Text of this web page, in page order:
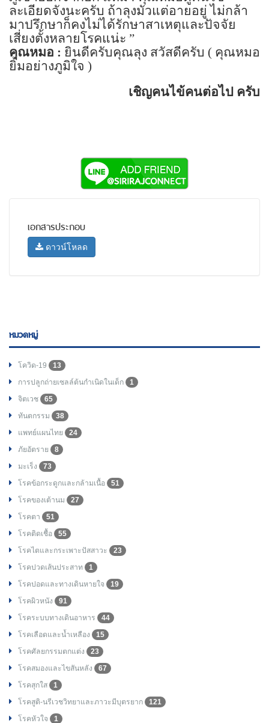
ละเอียดจังนะครับ ถ้าลุงมัวแต่อายอยู่ ไม่กล้า
มาปรึกษาก็คงไม่ได้รักษาสาเหตุและปัจจัย
เสี่ยงตั้งหลายโรคแน่ะ ”
คุณหมอ : ยินดีครับคุณลุง สวัสดีครับ ( คุณหมอ
ยิ้มอย่างภูมิใจ )
เชิญคนไข้คนต่อไป ครับ
เอกสารประกอบ
ดาวน์โหลด
หมวดหมู่
โควิด-19
13
การปลูกถ่ายเซลล์ต้นกำเนิดในเด็ก
1
จิตเวช
65
ทันตกรรม
38
แพทย์แผนไทย
24
ภัยอัตราย
8
มะเร็ง
73
โรคข้อกระดูกและกล้ามเนื้อ
51
โรคของเต้านม
27
โรคตา
51
โรคติดเชื้อ
55
โรคไตและกระเพาะปัสสาวะ
23
โรคปวดเส้นประสาท
1
โรคปอดและทางเดินหายใจ
19
โรคผิวหนัง
91
โรคระบบทางเดินอาหาร
44
โรคเลือดและน้ำเหลือง
15
โรคศัลยกรรมตกแต่ง
23
โรคสมองและไขสันหลัง
67
โรคสุกใส
1
โรคสูติ-นรีเวชวิทยาและภาวะมีบุตรยาก
121
โรคหัวใจ
1